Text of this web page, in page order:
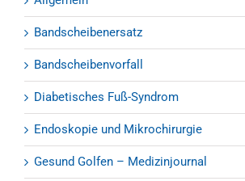
Bandscheibenersatz
Bandscheibenvorfall
Diabetisches Fuß-Syndrom
Endoskopie und Mikrochirurgie
Gesund Golfen – Medizinjournal